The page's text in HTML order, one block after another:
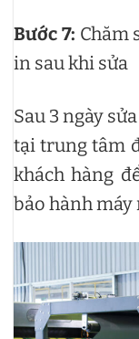
Bước 7: Chăm
in sau khi sửa
Sau 3 ngày
tại trung tâm
khách hàng
bảo hành máy